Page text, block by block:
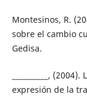
Montesinos, R.
sobre el cambio
Gedisa.
__________,
expresión de la